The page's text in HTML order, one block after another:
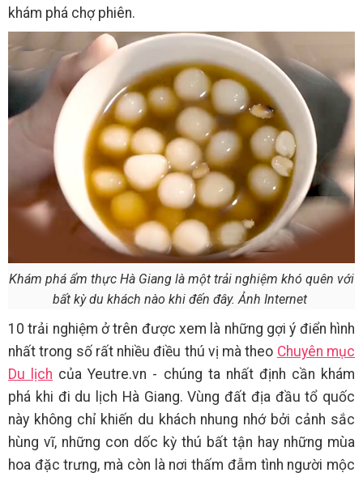
khám phá chợ phiên.
Khám phá ẩm thực Hà Giang là một trải nghiệm khó quên với
bất kỳ du khách nào khi đến đây. Ảnh Internet
10 trải nghiệm ở trên được xem là những gợi ý điển hình
nhất trong số rất nhiều điều thú vị mà theo Chuyên mục
Du lịch của Yeutre.vn - chúng ta nhất định cần khám
phá khi đi du lịch Hà Giang. Vùng đất địa đầu tổ quốc
này không chỉ khiến du khách nhung nhớ bởi cảnh sắc
hùng vĩ, những con dốc kỳ thú bất tận hay những mùa
hoa đặc trưng, mà còn là nơi thấm đẫm tình người mộc